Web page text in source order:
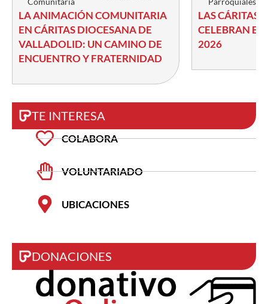
LA ANIMACIÓN COMUNITARIA
EN CÁRITAS DIOCESANA DE
VALLADOLID: UN CAMINO DE
ENCUENTRO Y FRATERNIDAD
LAS CÁRITAS
CELEBRAN
2026
TE INTERESA
COLABORA
VOLUNTARIADO
UBICACIONES
DONACIONES